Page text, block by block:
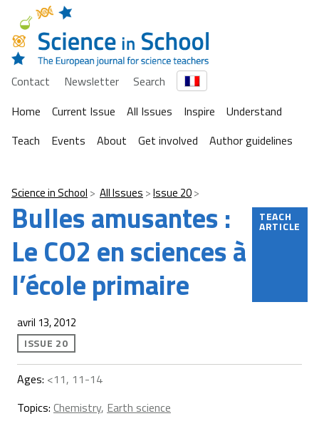
Contact Newsletter
Search
Home
Current Issue All Issues Inspire
Understand
Teach
Events About Get involved Author guidelines
Science in School All Issues Issue 20
Bulles amusantes :
Le CO2 en sciences à
l’école primaire
TEACH
ARTICLE
avril 13, 2012
ISSUE 20
Ages: <11, 11-14
Topics: Chemistry, Earth science